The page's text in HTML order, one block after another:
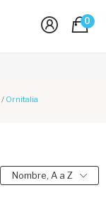
0
Ornitalia
Nombre, A a Z